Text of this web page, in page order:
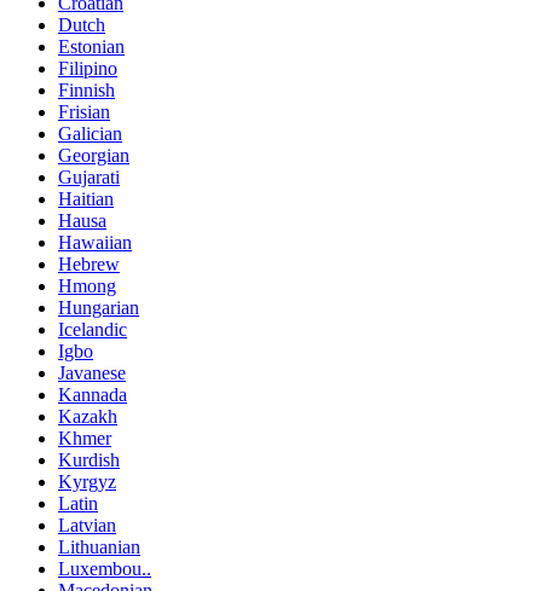
Dutch
Estonian
Filipino
Finnish
Frisian
Galician
Georgian
Gujarati
Haitian
Hausa
Hawaiian
Hebrew
Hmong
Hungarian
Icelandic
Igbo
Javanese
Kannada
Kazakh
Khmer
Kurdish
Kyrgyz
Latin
Latvian
Lithuanian
Luxembou..